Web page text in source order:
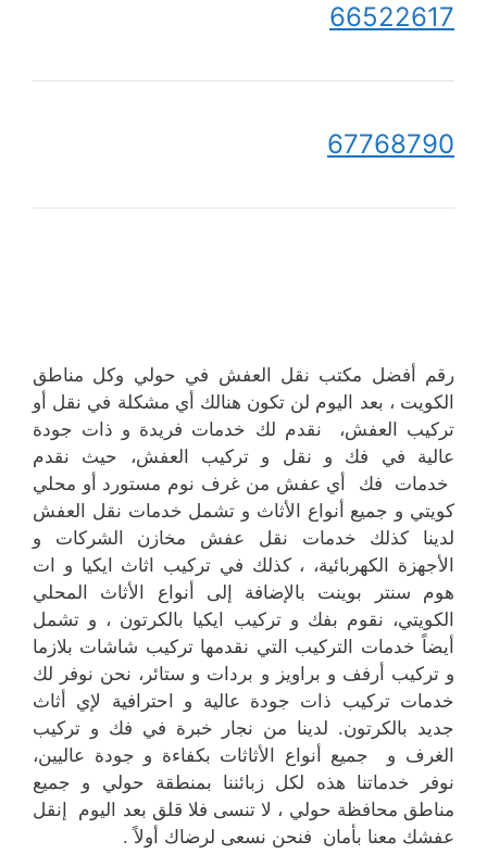
66522617
67768790
رقم أفضل مكتب نقل العفش في حولي وكل مناطق
الكويت ، بعد اليوم لن تكون هنالك أي مشكلة في نقل أو
تركيب العفش، نقدم لك خدمات فريدة و ذات جودة
عالية في فك و نقل و تركيب العفش، حيث نقدم
خدمات فك أي عفش من غرف نوم مستورد أو محلي
كويتي و جميع أنواع الأثاث و تشمل خدمات نقل العفش
لدينا كذلك خدمات نقل عفش مخازن الشركات و
الأجهزة الكهربائية، ، كذلك في تركيب اثاث ايكيا و ات
هوم سنتر بوينت بالإضافة إلى أنواع الأثاث المحلي
الكويتي، نقوم بفك و تركيب ايكيا بالكرتون ، و تشمل
أيضاً خدمات التركيب التي نقدمها تركيب شاشات بلازما
و تركيب أرفف و براويز و بردات و ستائر، نحن نوفر لك
خدمات تركيب ذات جودة عالية و احترافية لإي أثاث
جديد بالكرتون. لدينا من نجار خبرة في فك و تركيب
الغرف و جميع أنواع الأثاثات بكفاءة و جودة عاليين،
نوفر خدماتنا هذه لكل زبائننا بمنطقة حولي و جميع
مناطق محافظة حولي ، لا تنسى فلا قلق بعد اليوم إنقل
عفشك معنا بأمان فنحن نسعى لرضاك أولاً .